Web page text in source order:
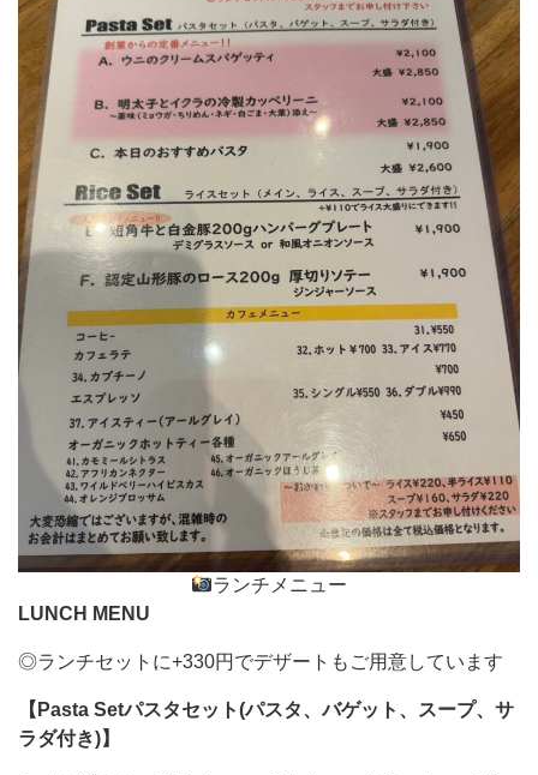
ランチメニュー
LUNCH MENU
◎ランチセットに+330円でデザートもご用意しています
【Pasta Setパスタセット(パスタ、バゲット、スープ、サ
ラダ付き)】